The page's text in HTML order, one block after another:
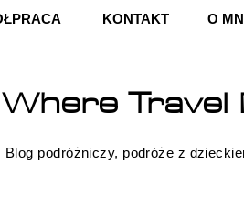
KONTAKT O
WhereTravel
Blog podróżniczy, podróże z